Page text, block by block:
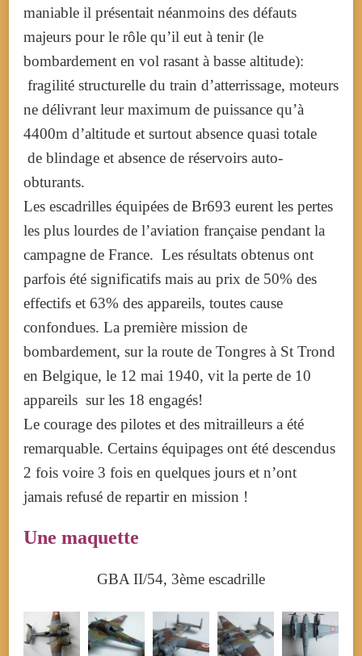
maniable il présentait néanmoins des défauts
majeurs pour le rôle qu’il eut à tenir (le
bombardement en vol rasant à basse altitude):
fragilité structurelle du train d’atterrissage, moteurs
ne délivrant leur maximum de puissance qu’à
4400m d’altitude et surtout absence quasi totale
de blindage et absence de réservoirs auto-
obturants.
Les escadrilles équipées de Br693 eurent les pertes
les plus lourdes de l’aviation française pendant la
campagne de France. Les résultats obtenus ont
parfois été significatifs mais au prix de 50% des
effectifs et 63% des appareils, toutes cause
confondues. La première mission de
bombardement, sur la route de Tongres à St Trond
en Belgique, le 12 mai 1940, vit la perte de 10
appareils sur les 18 engagés!
Le courage des pilotes et des mitrailleurs a été
remarquable. Certains équipages ont été descendus
2 fois voire 3 fois en quelques jours et n’ont
jamais refusé de repartir en mission !
Une maquette
GBA II/54, 3ème escadrille